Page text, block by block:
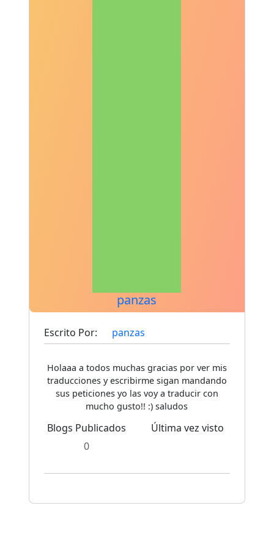
panzas
Escrito Por: panzas
Holaaa a todos muchas gracias por ver mis
traducciones y escribirme sigan mandando
sus peticiones yo las voy a traducir con
mucho gusto!! :) saludos
Blogs Publicados
0
Última vez visto